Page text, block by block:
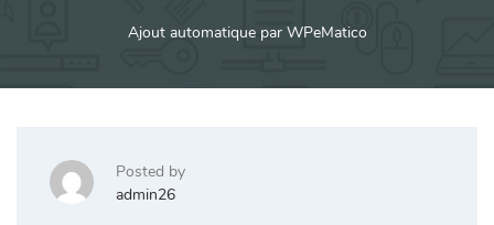
Ajout automatique par WPeMatico
Posted by
admin26